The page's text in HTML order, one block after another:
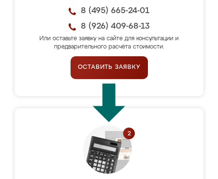
8 (495) 665-24-01
8 (926) 409-68-13
Или оставьте заявку на сайте для консультации и
предварительного расчёта стоимости.
ОСТАВИТЬ ЗАЯВКУ